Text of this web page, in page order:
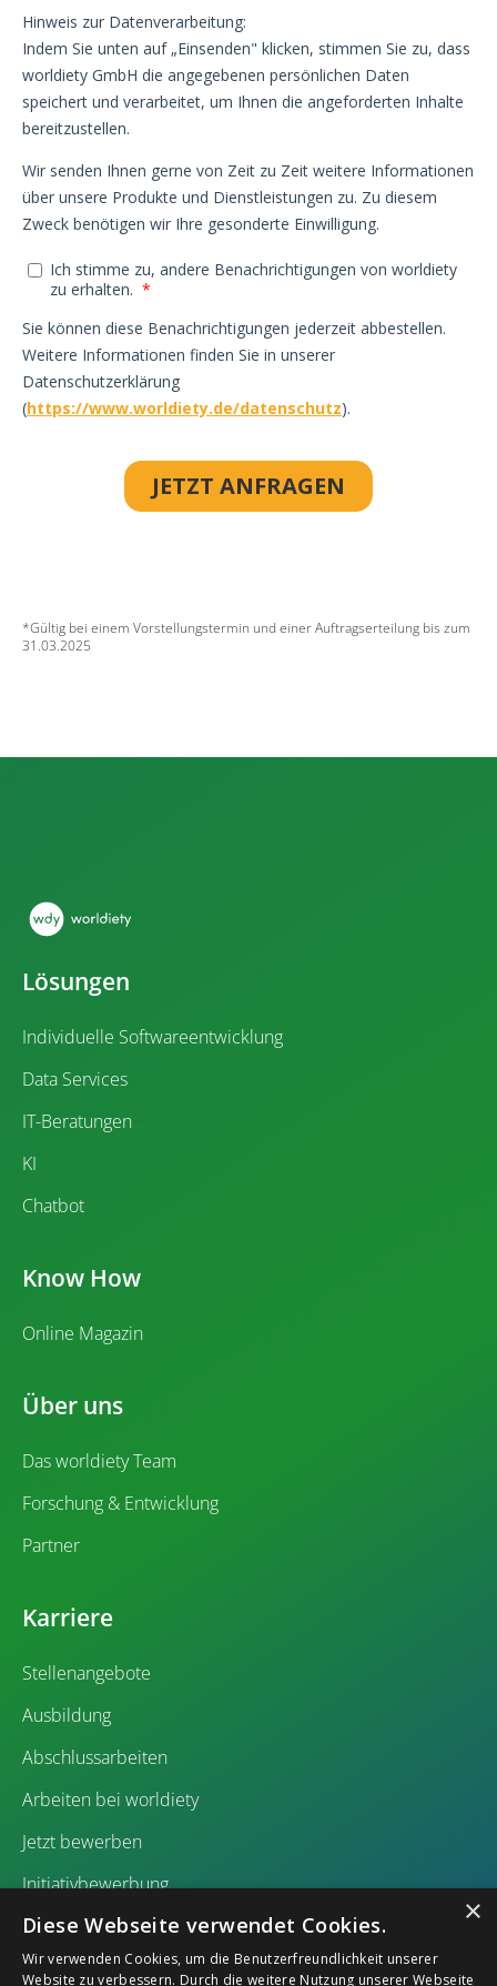
*Gültig bei einem Vorstellungstermin und einer Auftragserteilung bis zum
31.03.2025
Lösungen
Individuelle Softwareentwicklung
Data Services
IT-Beratungen
KI
Chatbot
Know How
Online Magazin
Über uns
Das worldiety Team
Forschung & Entwicklung
Partner
Karriere
Stellenangebote
Ausbildung
Abschlussarbeiten
Arbeiten bei worldiety
Jetzt bewerben
Initiativbewerbung
×
Diese Webseite verwendet Cookies.
Wir verwenden Cookies, um die Benutzerfreundlichkeit unserer
Website zu verbessern. Durch die weitere Nutzung unserer Webseite